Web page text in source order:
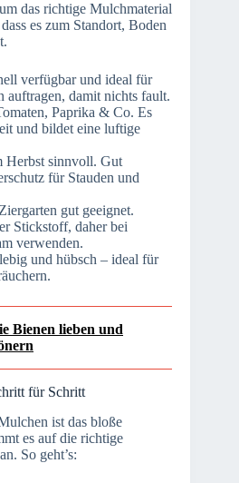
das richtige Mulchmaterial
es zum Standort, Boden
verfügbar und ideal für
auftragen, damit nichts fault.
Paprika & Co. Es
und bildet eine luftige
Herbst sinnvoll. Gut
für Stauden und
gut geeignet.
Stickstoff, daher bei
verwenden.
und hübsch – ideal für
Bienen lieben und
für Schritt
ist das bloße
es auf die richtige
So geht’s: